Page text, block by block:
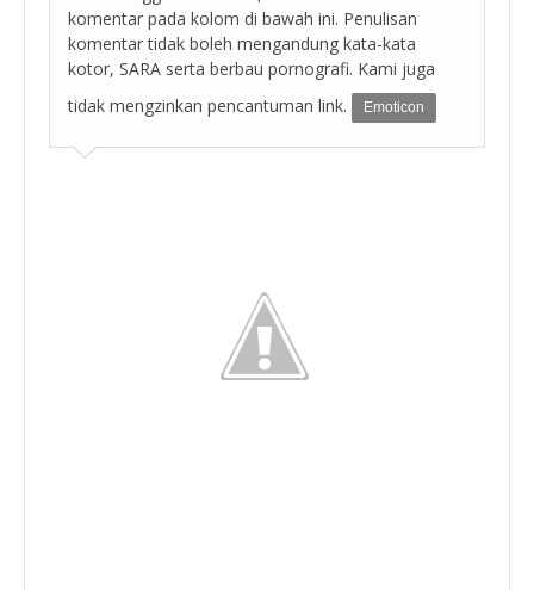
komentar pada kolom di bawah ini. Penulisan
komentar tidak boleh mengandung kata-kata
kotor, SARA serta berbau pornografi. Kami juga
tidak mengzinkan pencantuman link.
Emoticon